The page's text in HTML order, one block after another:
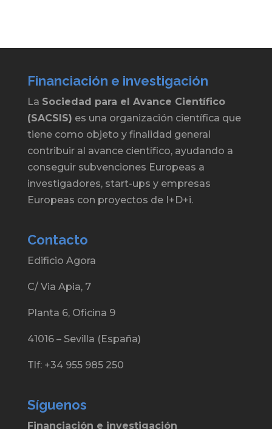
Financiación e investigación
La Sociedad para el Avance Científico
(SACSIS) es una organización científica que
tiene como objeto y finalidad general
contribuir al avance científico, ayudando a
conseguir subvenciones Europeas a
investigadores, start-ups y empresas
Europeas con proyectos de I+D+i.
Contacto
Edificio Agora
C/ Via Apia, 7
Planta 6, Oficina 9
41016 – Sevilla (España)
Tlf: +34 955 985 250
Síguenos
Financiación e investigación